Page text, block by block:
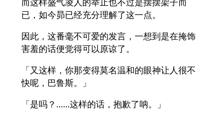
已，如今昴已经充分理解了这一点。
因此，这番毫不可爱的发言，一想到是在掩饰
害羞的话便觉得可以原谅了。
「又这样，你那变得莫名温和的眼神让人很不
快呢，巴鲁斯。」
「是吗？……这样的话，抱歉了呐。」